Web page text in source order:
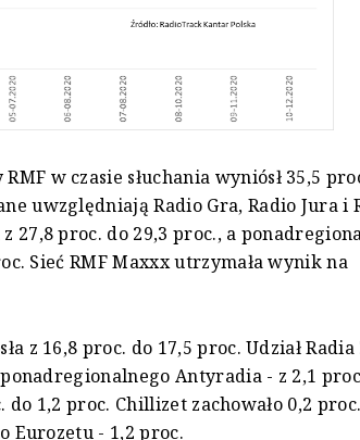
w czasie słuchania wyniósł 35,5
uwzględniają Radio Gra, Radio Jura i
z 27,8 proc. do 29,3 proc., a
Sieć RMF Maxxx utrzymała wynik na
z 16,8 proc. do 17,5 proc. Udział Radia
Antyradia - z 2,1
1,2 proc. Chillizet zachowało 0,2
Eurozetu - 1,2 proc.